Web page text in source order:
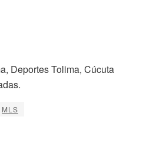
Deportes Tolima, Cúcuta
MLS